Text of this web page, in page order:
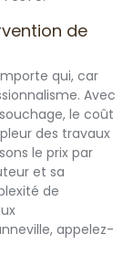
de
qui, car
Avec
le coût
des travaux
le prix par
et sa
de
appelez-